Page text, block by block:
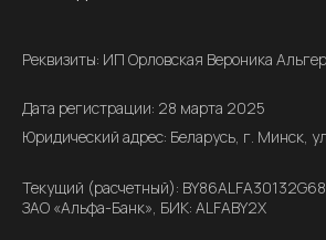
Реквизиты: ИП Орловская Вероника
Дата регистрации: 28 марта 2025
Юридический адрес: Беларусь, г. Минск,
Текущий (расчетный):
ЗАО «Альфа-Банк», БИК: ALFABY2X